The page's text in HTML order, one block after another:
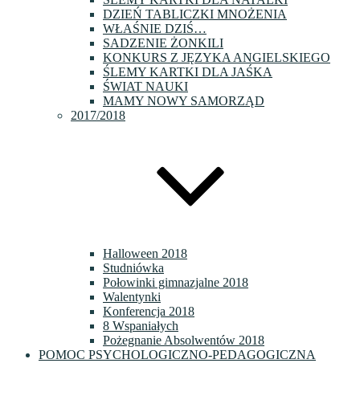
DZIEŃ TABLICZKI MNOŻENIA
WŁAŚNIE DZIŚ…
SADZENIE ŻONKILI
KONKURS Z JĘZYKA ANGIELSKIEGO
ŚLEMY KARTKI DLA JAŚKA
ŚWIAT NAUKI
MAMY NOWY SAMORZĄD
2017/2018
Halloween 2018
Studniówka
Połowinki gimnazjalne 2018
Walentynki
Konferencja 2018
8 Wspaniałych
Pożegnanie Absolwentów 2018
POMOC PSYCHOLOGICZNO-PEDAGOGICZNA